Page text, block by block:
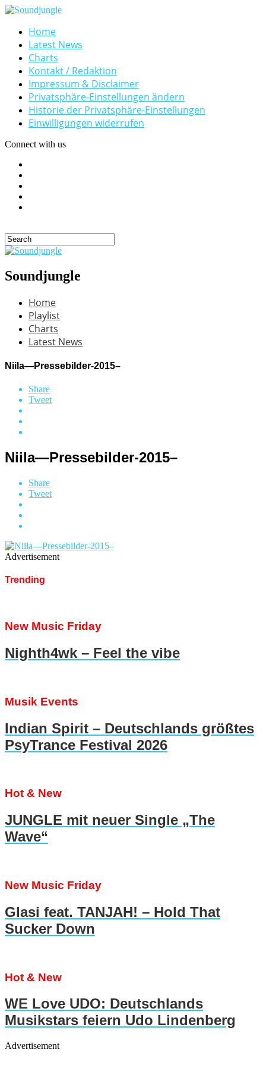
Home
Latest News
Charts
Kontakt / Redaktion
Impressum & Disclaimer
Privatsphäre-Einstellungen ändern
Historie der Privatsphäre-Einstellungen
Einwilligungen widerrufen
Connect with us
Soundjungle
Home
Playlist
Charts
Latest News
Niila—Pressebilder-2015–
Share
Tweet
Niila—Pressebilder-2015–
Share
Tweet
Advertisement
Trending
New Music Friday
Nighth4wk – Feel the vibe
Musik Events
Indian Spirit – Deutschlands größtes
PsyTrance Festival 2026
Hot & New
JUNGLE mit neuer Single „The
Wave“
New Music Friday
Glasi feat. TANJAH! – Hold That
Sucker Down
Hot & New
WE Love UDO: Deutschlands
Musikstars feiern Udo Lindenberg
Advertisement